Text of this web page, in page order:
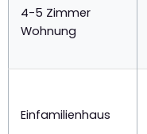
4-5 Zimmer
Wohnung
Einfamilienhaus